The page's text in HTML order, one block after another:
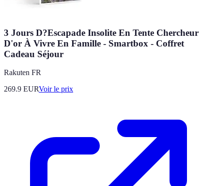
3 Jours D?Escapade Insolite En Tente Chercheur
D'or À Vivre En Famille - Smartbox - Coffret
Cadeau Séjour
Rakuten FR
269.9 EURVoir le prix